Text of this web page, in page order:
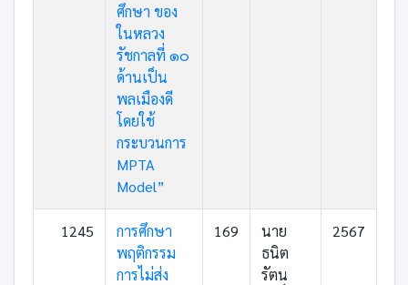
ศึกษา ของ
ในหลวง
รัชกาลที่ ๑๐
ด้านเป็น
พลเมืองดี
โดยใช้
กระบวนการ
MPTA
Model”
1245
การศึกษา
พฤติกรรม
การไม่ส่ง
169
นาย
ธนิต
รัตน
2567